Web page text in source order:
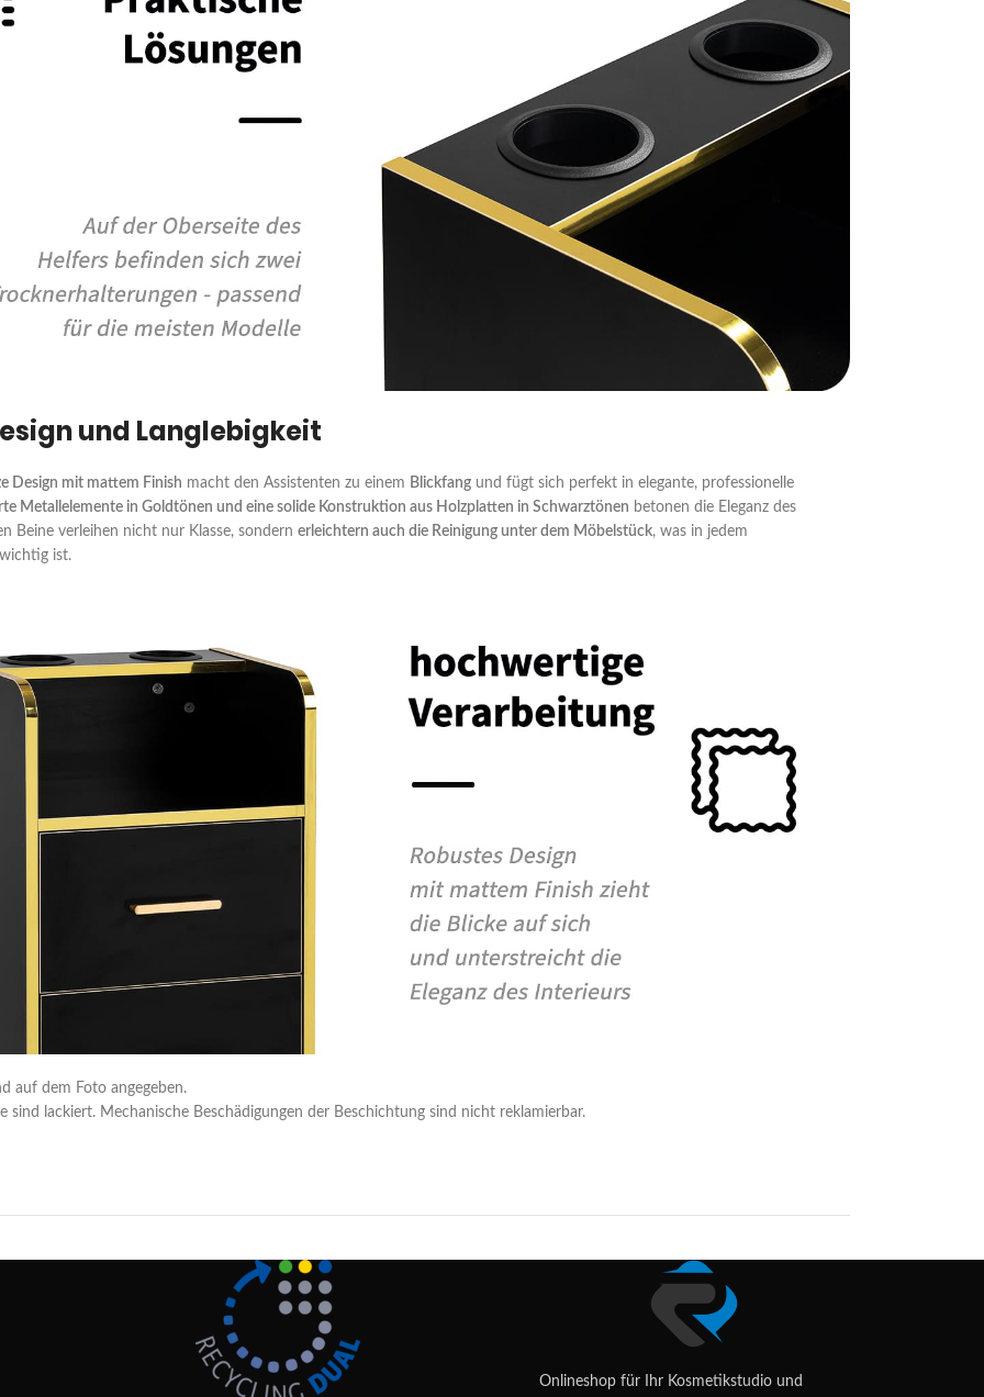
und Langlebigkeit
Design mit mattem Finish macht den Assistenten zu einem Blickfangund fügt sich perfekt in elegante, professionelle
Metallelemente in Goldtönen und eine solide Konstruktion aus Holzplatten in Schwarztönen betonen die Eleganz des
Beine verleihen nicht nur Klasse, sondern erleichtern auch die Reinigung unter dem Möbelstück, was in jedem
ist.
auf dem Foto angegeben.
sind lackiert. Mechanische Beschädigungen der Beschichtung sind nicht reklamierbar.
Onlineshop für Ihr Kosmetikstudio und